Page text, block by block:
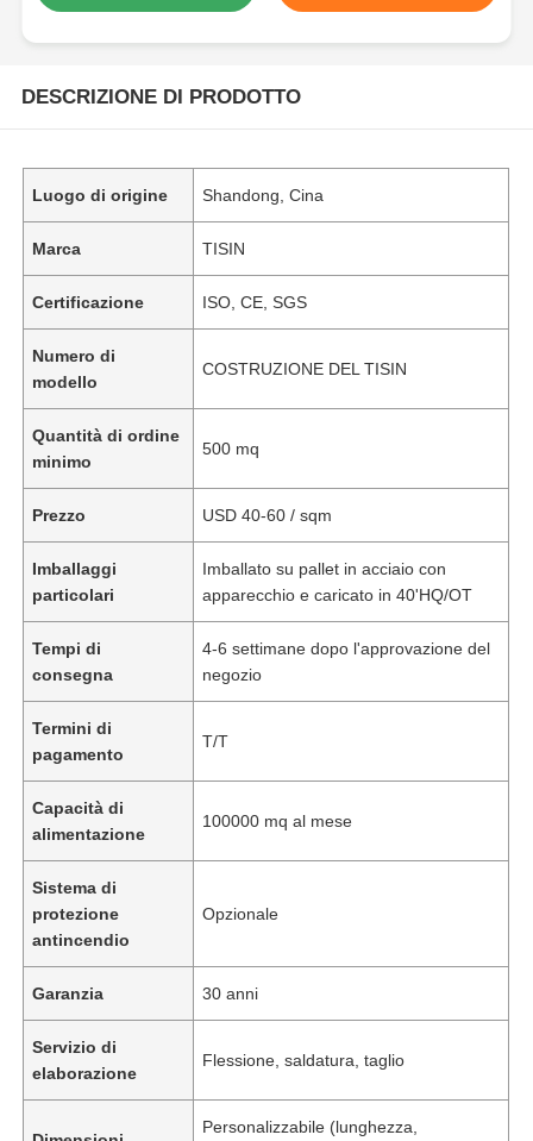
DESCRIZIONE DI PRODOTTO
Luogo di origine Shandong, Cina
Marca TISIN
Certificazione ISO, CE, SGS
Numero di
modello
COSTRUZIONE DEL TISIN
Quantità di ordine
minimo
500 mq
Prezzo USD 40-60 / sqm
Imballaggi
particolari
Imballato su pallet in acciaio con
apparecchio e caricato in 40'HQ/OT
Tempi di
consegna
4-6 settimane dopo l'approvazione del
negozio
Termini di
pagamento
T/T
Capacità di
alimentazione
100000 mq al mese
Sistema di
protezione
antincendio
Opzionale
Garanzia 30 anni
Servizio di
elaborazione
Flessione, saldatura, taglio
Personalizzabile (lunghezza,